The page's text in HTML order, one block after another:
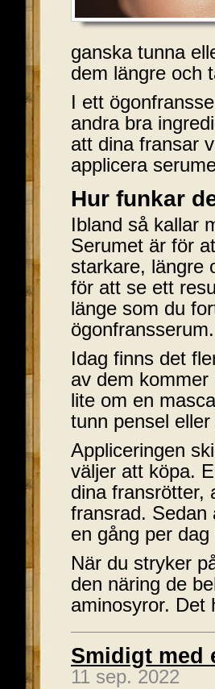
ganska tunna
dem längre och
I ett
andra bra
att dina fransar
applicera
Hur funkar
Ibland så kallar
Serumet är för
starkare, längre
för att se ett
länge som du
ögonfransserum.
Idag finns det
av dem
lite om en
tunn pensel
Appliceringen
väljer att köpa.
dina fransrötter,
fransrad. Sedan
en gång per
När du stryker
den näring de
aminosyror. Det
Smidigt med
11 sep. 2022